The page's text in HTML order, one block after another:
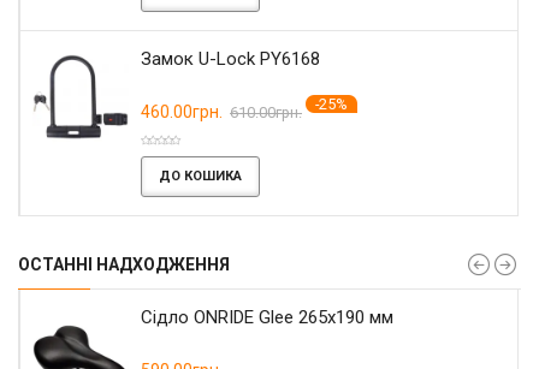
Замок U-Lock PY6168
460.00грн. 610.00грн. -25%
ДО КОШИКА
ОСТАННІ НАДХОДЖЕННЯ
Сідло ONRIDE Glee 265x190 мм